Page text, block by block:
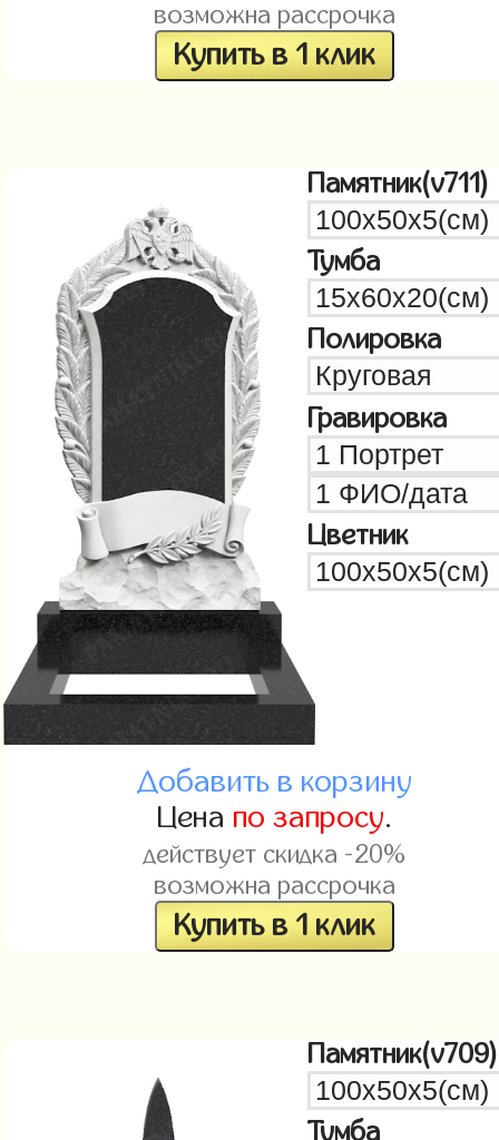
возможна рассрочка
Купить в 1 клик
Памятник(v711)
Тумба
Полировка
Гравировка
Цветник
Добавить в корзину
Цена по запросу.
действует скидка -20%
возможна рассрочка
Купить в 1 клик
Памятник(v709)
Тумба